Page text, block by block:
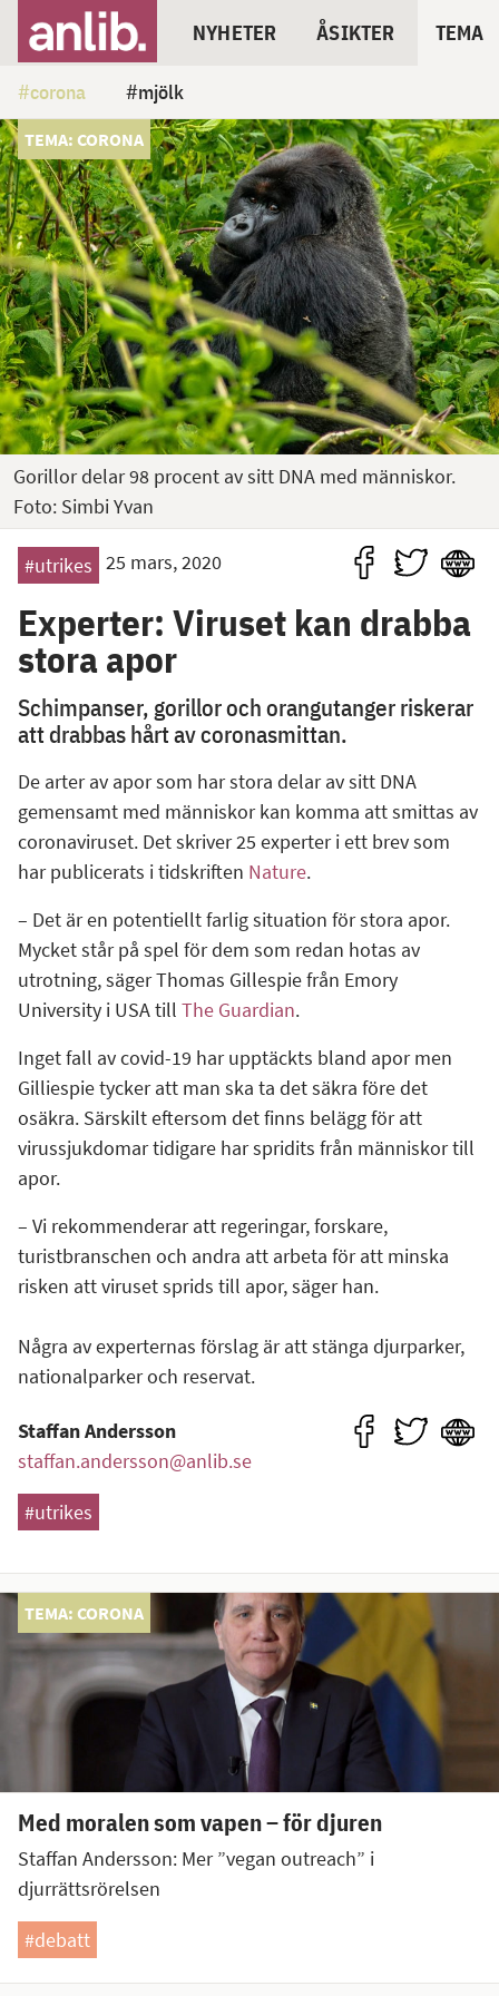
NYHETER ÅSIKTER TEMA
corona mjölk
TEMA: CORONA
Gorillor delar 98 procent av sitt DNA med människor.
Foto: Simbi Yvan
#utrikes 25 mars, 2020
Experter: Viruset kan drabba
stora apor
Schimpanser, gorillor och orangutanger riskerar
att drabbas hårt av coronasmittan.
De arter av apor som har stora delar av sitt DNA
gemensamt med människor kan komma att smittas av
coronaviruset. Det skriver 25 experter i ett brev som
har publicerats i tidskriften Nature.
– Det är en potentiellt farlig situation för stora apor.
Mycket står på spel för dem som redan hotas av
utrotning, säger Thomas Gillespie från Emory
University i USA till The Guardian.
Inget fall av covid-19 har upptäckts bland apor men
Gilliespie tycker att man ska ta det säkra före det
osäkra. Särskilt eftersom det finns belägg för att
virussjukdomar tidigare har spridits från människor till
apor.
– Vi rekommenderar att regeringar, forskare,
turistbranschen och andra att arbeta för att minska
risken att viruset sprids till apor, säger han.
Några av experternas förslag är att stänga djurparker,
nationalparker och reservat.
Staffan Andersson
staffan.andersson@anlib.se
#utrikes
TEMA: CORONA
Med moralen som vapen – för djuren
Staffan Andersson: Mer ”vegan outreach” i
djurrättsrörelsen
#debatt